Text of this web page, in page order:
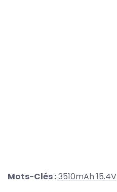
Mots-Clés :3510mAh 15.4V